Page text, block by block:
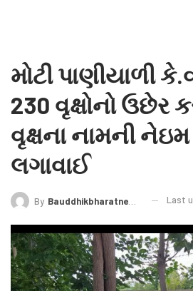
મોટી પાણીયાળી
230 વૃક્ષોનો ઉછેર
વૃક્ષના નામની
લગાવાઈ
By Bauddhikbharatnews@gmail.com Last